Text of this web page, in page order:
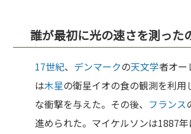
誰が最初に光の速さを測った
17世紀、 デンマークの天文学者オー
は木星の衛星イオの食の観測を利用
な衝撃を与えた。その後、 フランス
進められた。マイケルソンは1887